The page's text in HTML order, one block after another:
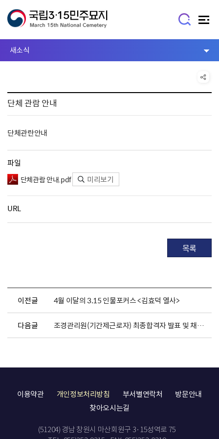
새소식
단체 관람 안내
단체관란안내
파일
단체관람 안내.pdf 미리보기
URL
목록
이전글 4월 이달의 3.15 인물포커스 <김효덕 열사>
다음글 조경관리원(기간제근로자) 최종합격자 발표 및 채용서류 제출 안내
이용약관 개인정보처리방침 부서별연락처
방문안내
찾아오시는길
(51204) 경남 창원시 마산회원구 3·15성역로 75